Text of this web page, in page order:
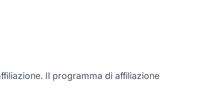
Il programma di affiliazione